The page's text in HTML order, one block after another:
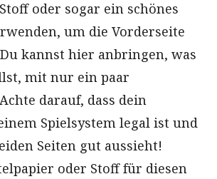
oder sogar ein schönes
um die Vorderseite
kannst hier anbringen, was
mit nur ein paar
darauf, dass dein
Spielsystem legal ist und
Seiten gut aussieht!
oder Stoff für diesen